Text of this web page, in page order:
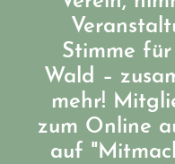
Stimme
Wald –
mehr!
zum Online
auf